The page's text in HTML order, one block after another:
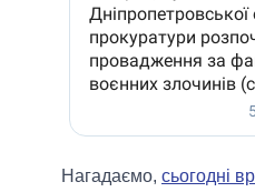
Нагадаємо, сьогодні